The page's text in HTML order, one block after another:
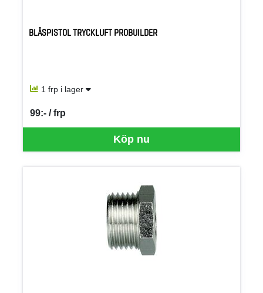
BLÅSPISTOL TRYCKLUFT PROBUILDER
1 frp i lager
Köp nu
99:- / frp
SEK per FRP